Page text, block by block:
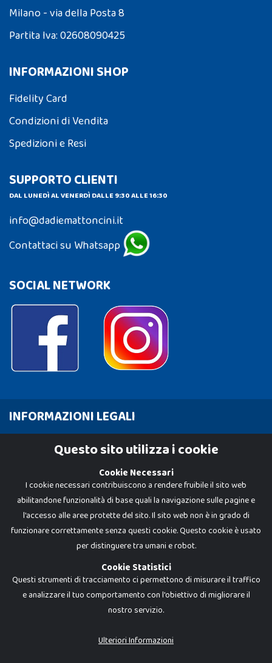
Milano - via della Posta 8
Partita Iva: 02608090425
INFORMAZIONI SHOP
Fidelity Card
Condizioni di Vendita
Spedizioni e Resi
SUPPORTO CLIENTI
DAL LUNEDÌ AL VENERDÌ DALLE 9:30 ALLE 16:30
info@dadiemattoncini.it
Contattaci su Whatsapp
SOCIAL NETWORK
INFORMAZIONI LEGALI
Cookie Policy
Dadi e Mattoncini è un brand di Giocabene Srl. Ogni riproduzione o utilizzo non
I prezzi e le promozioni pubblicate potrebbero differire da quanto esposto in
Questo sito utilizza i cookie
Cookie Necessari
I cookie necessari contribuiscono a rendere fruibile il sito web
abilitandone funzionalità di base quali la navigazione sulle pagine e
l'accesso alle aree protette del sito. Il sito web non è in grado di
funzionare correttamente senza questi cookie. Questo cookie è usato
per distinguere tra umani e robot.
Cookie Statistici
Questi strumenti di tracciamento ci permettono di misurare il traffico
e analizzare il tuo comportamento con l'obiettivo di migliorare il
nostro servizio.
Ulteriori Informazioni